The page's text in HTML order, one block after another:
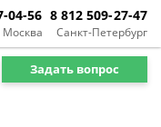
Москва
04-56
Санкт-Петербург
8 812 509-27-47
Задать вопрос